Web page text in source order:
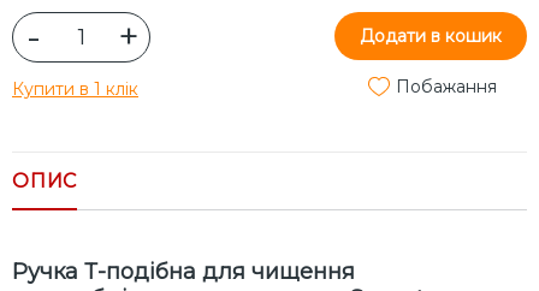
- +
Купити в 1 клік
Додати в кошик
Побажання
ОПИС
Ручка Т-подібна для чищення